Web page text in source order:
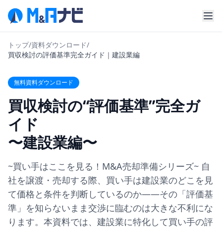
トップ/資料ダウンロード/
買収検討の評価基準完全ガイド｜建設業編
無料資料ダウンロード
買収検討の“評価基準”完全ガ
イド
〜建設業編〜
~買い手はここを見る！M&A売却準備シリーズ~ 自
社を譲渡・売却する際、買い手は建設業のどこを見
て価格と条件を判断しているのか——その「評価基
準」を知らないまま交渉に臨むのは大きな不利にな
ります。本資料では、建設業に特化して買い手の評